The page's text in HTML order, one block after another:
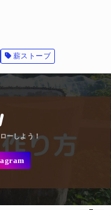
薪ストーブ